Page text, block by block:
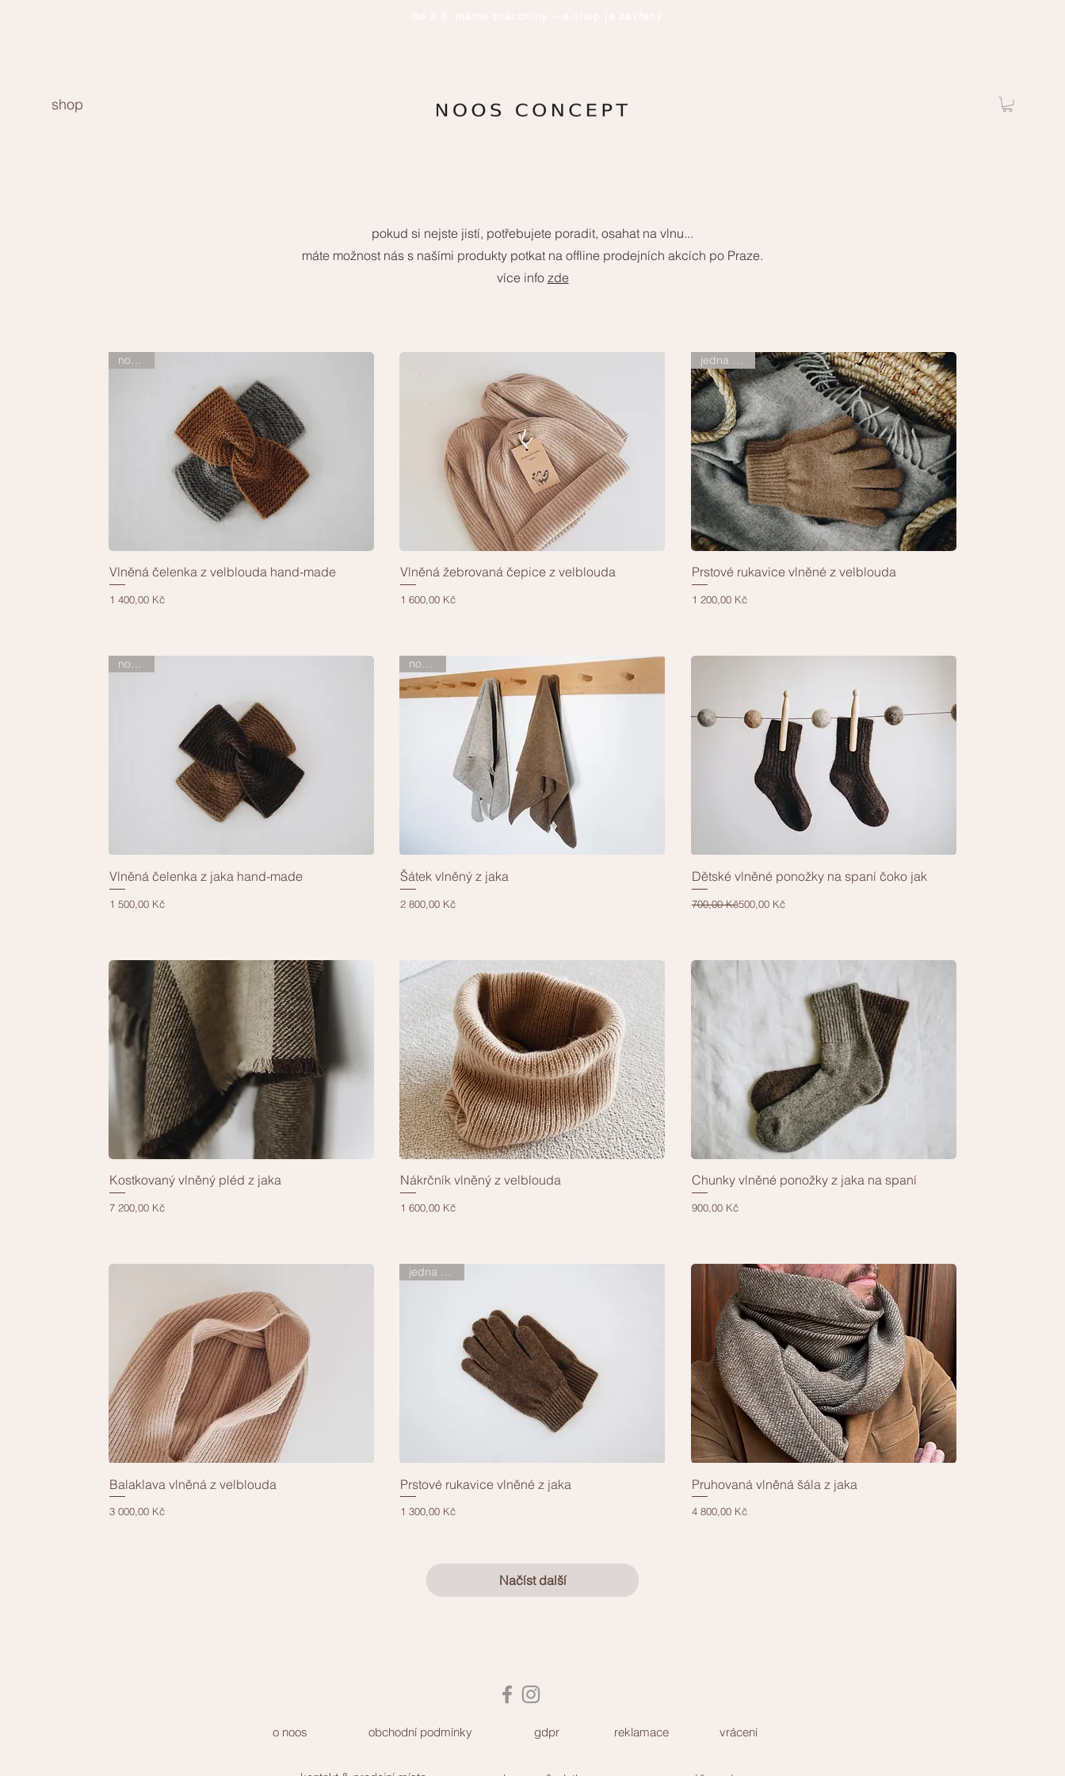
shop
pokud si nejste jistí, potřebujete poradit, osahat na vlnu...
máte možnost nás s našími produkty potkat na offline prodejních akcích po Praze.
více info zde
Rychlý náhled
novinka
Vlněná čelenka z velblouda hand-made
Cena
1 400,00 Kč
Rychlý náhled
Vlněná žebrovaná čepice z velblouda
Cena
1 600,00 Kč
Rychlý náhled
jedna vrstva
Prstové rukavice vlněné z velblouda
Cena
1 200,00 Kč
Rychlý náhled
novinka
Vlněná čelenka z jaka hand-made
Cena
1 500,00 Kč
Rychlý náhled
novinka
Šátek vlněný z jaka
Cena
2 800,00 Kč
Rychlý náhled
Dětské vlněné ponožky na spaní čoko jak
Běžná cena
700,00 Kč
Zvýhodněná cena
500,00 Kč
Rychlý náhled
Kostkovaný vlněný pléd z jaka
Cena
7 200,00 Kč
Rychlý náhled
Nákrčník vlněný z velblouda
Cena
1 600,00 Kč
Rychlý náhled
Chunky vlněné ponožky z jaka na spaní
Cena
900,00 Kč
Rychlý náhled
Balaklava vlněná z velblouda
Cena
3 000,00 Kč
Rychlý náhled
jedna vrstva
Prstové rukavice vlněné z jaka
Cena
1 300,00 Kč
Rychlý náhled
Pruhovaná vlněná šála z jaka
Cena
4 800,00 Kč
Načíst další
o noos obchodní podmínky gdpr reklamace vrácení